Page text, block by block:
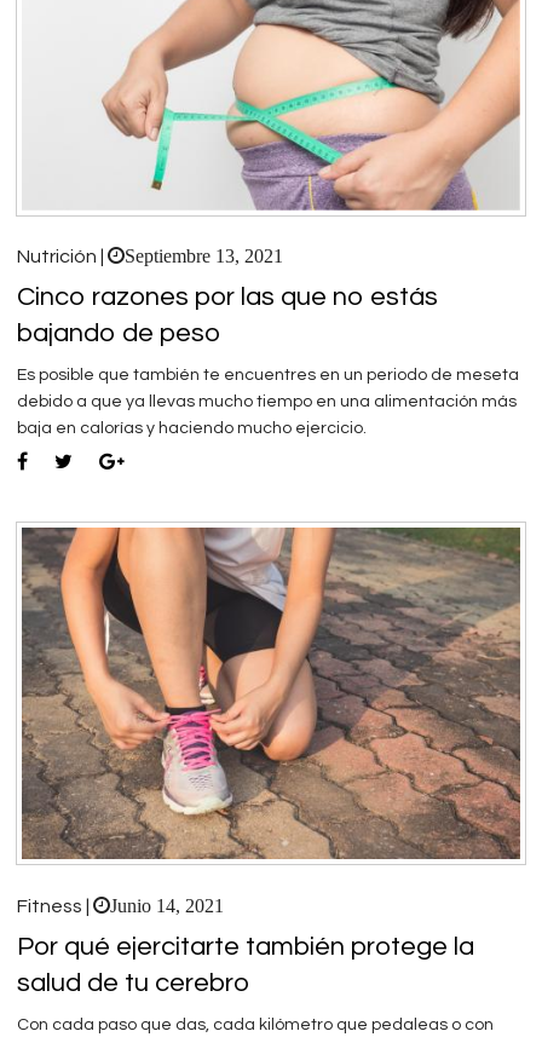
Nutrición | Septiembre 13, 2021
Cinco razones por las que no estás
bajando de peso
Es posible que también te encuentres en un periodo de meseta
debido a que ya llevas mucho tiempo en una alimentación más
baja en calorías y haciendo mucho ejercicio.
Fitness | Junio 14, 2021
Por qué ejercitarte también protege la
salud de tu cerebro
Con cada paso que das, cada kilómetro que pedaleas o con